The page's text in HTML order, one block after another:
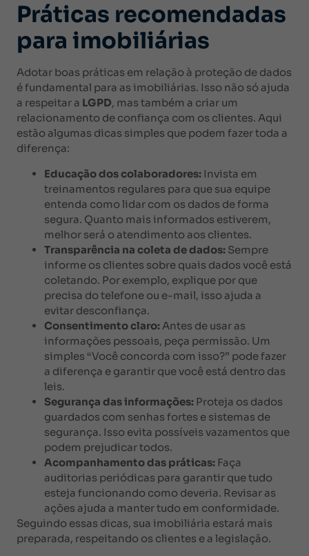
Práticas recomendadas
para imobiliárias
Adotar boas práticas em relação à proteção de dados
é fundamental para as imobiliárias. Isso não só ajuda
a respeitar a LGPD, mas também a criar um
relacionamento de confiança com os clientes. Aqui
estão algumas dicas simples que podem fazer toda a
diferença:
Educação dos colaboradores: Invista em
treinamentos regulares para que sua equipe
entenda como lidar com os dados de forma
segura. Quanto mais informados estiverem,
melhor será o atendimento aos clientes.
Transparência na coleta de dados: Sempre
informe os clientes sobre quais dados você está
coletando. Por exemplo, explique por que
precisa do telefone ou e-mail, isso ajuda a
evitar desconfiança.
Consentimento claro: Antes de usar as
informações pessoais, peça permissão. Um
simples “Você concorda com isso?” pode fazer
a diferença e garantir que você está dentro das
leis.
Segurança das informações: Proteja os dados
guardados com senhas fortes e sistemas de
segurança. Isso evita possíveis vazamentos que
podem prejudicar todos.
Acompanhamento das práticas: Faça
auditorias periódicas para garantir que tudo
esteja funcionando como deveria. Revisar as
ações ajuda a manter tudo em conformidade.
Seguindo essas dicas, sua imobiliária estará mais
preparada, respeitando os clientes e a legislação.